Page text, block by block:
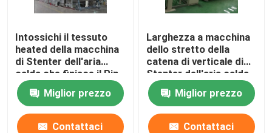
Intossichi il tessuto
heated della macchina
di Stenter dell'aria
calda che finisce il Pin
di Stenter/clip
combinatiMiglior prezzo
Contattaci
Larghezza a macchina
dello stretto della
catena di verticale di
Stenter dell'aria calda
automatica su misura
Miglior prezzo
Contattaci